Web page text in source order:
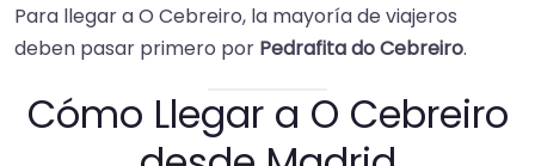
Para llegar a O Cebreiro, la mayoría de viajeros
deben pasar primero por Pedrafita do Cebreiro.
Cómo Llegar a O Cebreiro